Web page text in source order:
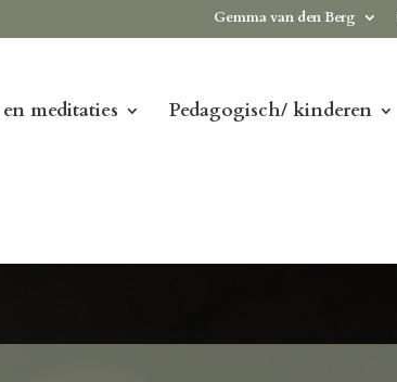
Gemma van den Berg
meditaties Pedagogisch/ kinderen